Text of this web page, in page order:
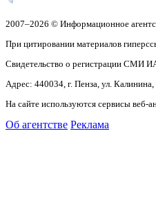
2007–2026 © Информационное
При цитировании материалов
Свидетельство о регистрации СМИ
Адрес: 440034, г. Пенза, ул.
На сайте используются сервисы
Об агентстве Реклама